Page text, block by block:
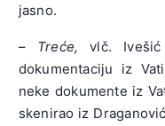
jasno.
– Treće, vlč.
dokumentaciju iz
neke dokumente iz
skenirao iz